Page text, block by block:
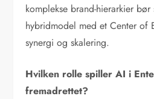
komplekse brand-hierarkier
hybridmodel med et Center of
synergi og skalering.
Hvilken rolle spiller AI i
fremadrettet?